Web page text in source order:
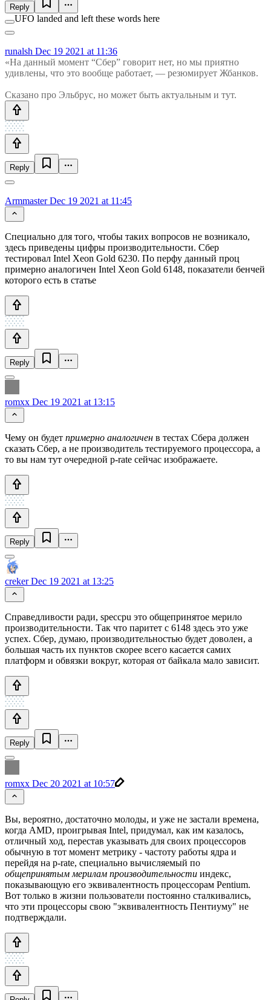
Reply
UFO landed and left these words here
runalsh Dec 19 2021 at 11:36
«На данный момент “Сбер” говорит нет, но мы приятно
удивлены, что это вообще работает, — резюмирует Жбанков.
Сказано про Эльбрус, но может быть актуальным и тут.
Reply
ArmmasterDec 19 2021 at 11:45
Специально для того, чтобы таких вопросов не возникало,
здесь приведены цифры производительности. Сбер
тестировал Intel Xeon Gold 6230. По перфу данный проц
примерно аналогичен Intel Xeon Gold 6148, показатели бенчей
которого есть в статье
Reply
romxx Dec 19 2021 at 13:15
Чему он будет примерно аналогичен в тестах Сбера должен
сказать Сбер, а не производитель тестируемого процессора, а
то вы нам тут очередной p-rate сейчас изображаете.
Reply
crekerDec 19 2021 at 13:25
Справедливости ради, speccpu это общепринятое мерило
производительности. Так что паритет с 6148 здесь это уже
успех. Сбер, думаю, производительностью будет доволен, а
большая часть их пунктов скорее всего касается самих
платформ и обвязки вокруг, которая от байкала мало зависит.
Reply
romxx Dec 20 2021 at 10:57
Вы, вероятно, достаточно молоды, и уже не застали времена,
когда AMD, проигрывая Intel, придумал, как им казалось,
отличный ход, перестав указывать для своих процессоров
обычную в тот момент метрику - частоту работы ядра и
перейдя на p-rate, специально вычисляемый по
общепринятым мерилам производительности индекс,
показывающую его эквивалентность процессорам Pentium.
Вот только в жизни пользователи постоянно сталкивались,
что эти процессоры свою "эквивалентность Пентиуму" не
подтверждали.